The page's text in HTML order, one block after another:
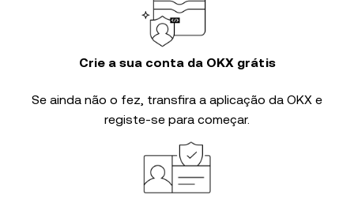
Crie a sua conta da OKX grátis
Se ainda não o fez, transfira a aplicação da OKX e
registe-se para começar.